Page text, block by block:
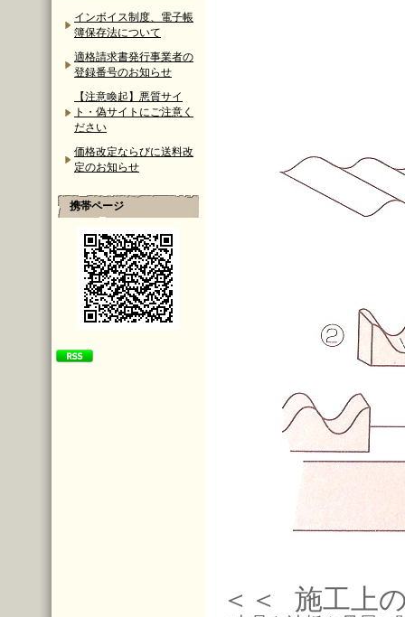
インボイス制度、電子帳
簿保存法について
適格請求書発行事業者の
登録番号のお知らせ
【注意喚起】悪質サイ
ト・偽サイトにご注意く
ださい
価格改定ならびに送料改
定のお知らせ
携帯ページ
＜＜ 施工上